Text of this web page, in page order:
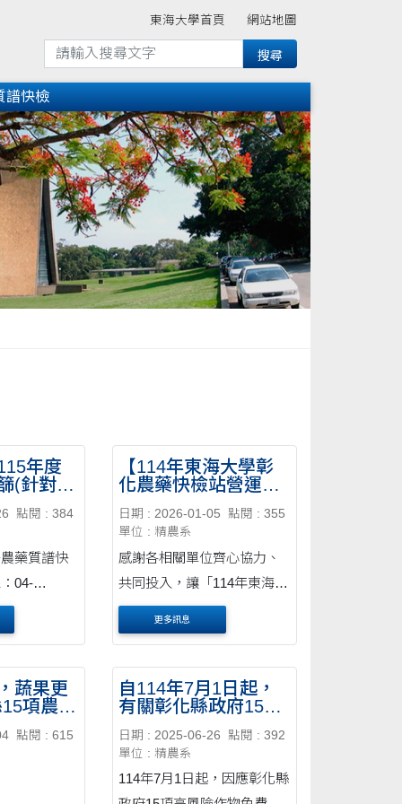
東海大學首頁 網站地圖
譜快檢
年度
(針對15
點閱 : 384
藥質譜快
04-
地
文化路369
【114年東海大學彰
化農藥快檢站營運計
自彰化縣政府農業處
臉書)
日期 : 2026-01-05
點閱 : 355
單位 : 精農系
感謝各相關單位齊心協力、
共同投入，讓「114年東海大
學彰化農藥快檢站營運計
畫」順利推動，並於114年12
年度的執行成果畫下完美句
點 本計畫在東海大學專業團
隊的協助下，結合縣府與
各....
更多訊息
蔬果更
項農藥
點閱 : 615
自114年7月1日起，
有關彰化縣政府15項
補助計劃及措施，請
送驗單位配合辦理！
日期 : 2025-06-26
點閱 : 392
單位 : 精農系
114年7月1日起，因應彰化縣